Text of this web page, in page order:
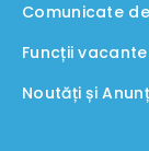
Comunicate
Funcții vacante
Noutăți și